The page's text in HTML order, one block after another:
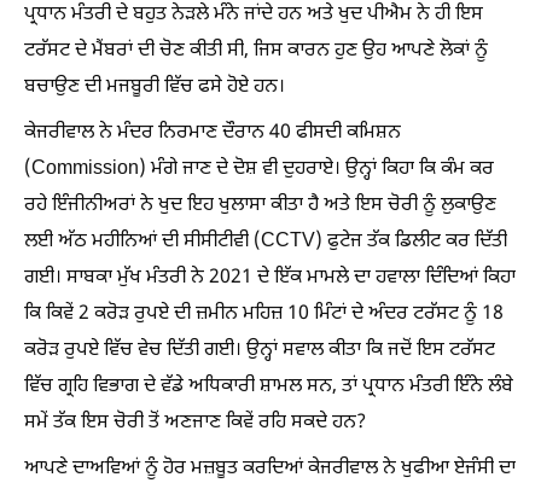
ਪ੍ਰਧਾਨ ਮੰਤਰੀ ਦੇ ਬਹੁਤ ਨੇੜਲੇ ਮੰਨੇ ਜਾਂਦੇ ਹਨ ਅਤੇ ਖੁਦ ਪੀਐਮ ਨੇ ਹੀ ਇਸ
ਟਰੱਸਟ ਦੇ ਮੈਂਬਰਾਂ ਦੀ ਚੋਣ ਕੀਤੀ ਸੀ, ਜਿਸ ਕਾਰਨ ਹੁਣ ਉਹ ਆਪਣੇ ਲੋਕਾਂ ਨੂੰ
ਬਚਾਉਣ ਦੀ ਮਜਬੂਰੀ ਵਿੱਚ ਫਸੇ ਹੋਏ ਹਨ।
ਕੇਜਰੀਵਾਲ ਨੇ ਮੰਦਰ ਨਿਰਮਾਣ ਦੌਰਾਨ 40 ਫੀਸਦੀ ਕਮਿਸ਼ਨ
(Commission) ਮੰਗੇ ਜਾਣ ਦੇ ਦੋਸ਼ ਵੀ ਦੁਹਰਾਏ। ਉਨ੍ਹਾਂ ਕਿਹਾ ਕਿ ਕੰਮ ਕਰ
ਰਹੇ ਇੰਜੀਨੀਅਰਾਂ ਨੇ ਖੁਦ ਇਹ ਖੁਲਾਸਾ ਕੀਤਾ ਹੈ ਅਤੇ ਇਸ ਚੋਰੀ ਨੂੰ ਲੁਕਾਉਣ
ਲਈ ਅੱਠ ਮਹੀਨਿਆਂ ਦੀ ਸੀਸੀਟੀਵੀ (CCTV) ਫੁਟੇਜ ਤੱਕ ਡਿਲੀਟ ਕਰ ਦਿੱਤੀ
ਗਈ। ਸਾਬਕਾ ਮੁੱਖ ਮੰਤਰੀ ਨੇ 2021 ਦੇ ਇੱਕ ਮਾਮਲੇ ਦਾ ਹਵਾਲਾ ਦਿੰਦਿਆਂ ਕਿਹਾ
ਕਿ ਕਿਵੇਂ 2 ਕਰੋੜ ਰੁਪਏ ਦੀ ਜ਼ਮੀਨ ਮਹਿਜ਼ 10 ਮਿੰਟਾਂ ਦੇ ਅੰਦਰ ਟਰੱਸਟ ਨੂੰ 18
ਕਰੋੜ ਰੁਪਏ ਵਿੱਚ ਵੇਚ ਦਿੱਤੀ ਗਈ। ਉਨ੍ਹਾਂ ਸਵਾਲ ਕੀਤਾ ਕਿ ਜਦੋਂ ਇਸ ਟਰੱਸਟ
ਵਿੱਚ ਗ੍ਰਹਿ ਵਿਭਾਗ ਦੇ ਵੱਡੇ ਅਧਿਕਾਰੀ ਸ਼ਾਮਲ ਸਨ, ਤਾਂ ਪ੍ਰਧਾਨ ਮੰਤਰੀ ਇੰਨੇ ਲੰਬੇ
ਸਮੇਂ ਤੱਕ ਇਸ ਚੋਰੀ ਤੋਂ ਅਣਜਾਣ ਕਿਵੇਂ ਰਹਿ ਸਕਦੇ ਹਨ?
ਆਪਣੇ ਦਾਅਵਿਆਂ ਨੂੰ ਹੋਰ ਮਜ਼ਬੂਤ ਕਰਦਿਆਂ ਕੇਜਰੀਵਾਲ ਨੇ ਖੁਫੀਆ ਏਜੰਸੀ ਦਾ